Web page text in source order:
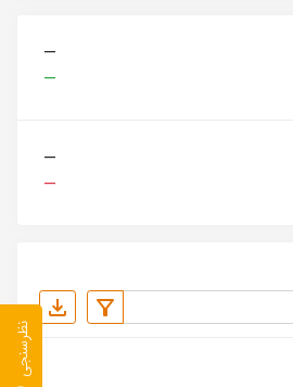
—
—
—
—
نظرسنجی